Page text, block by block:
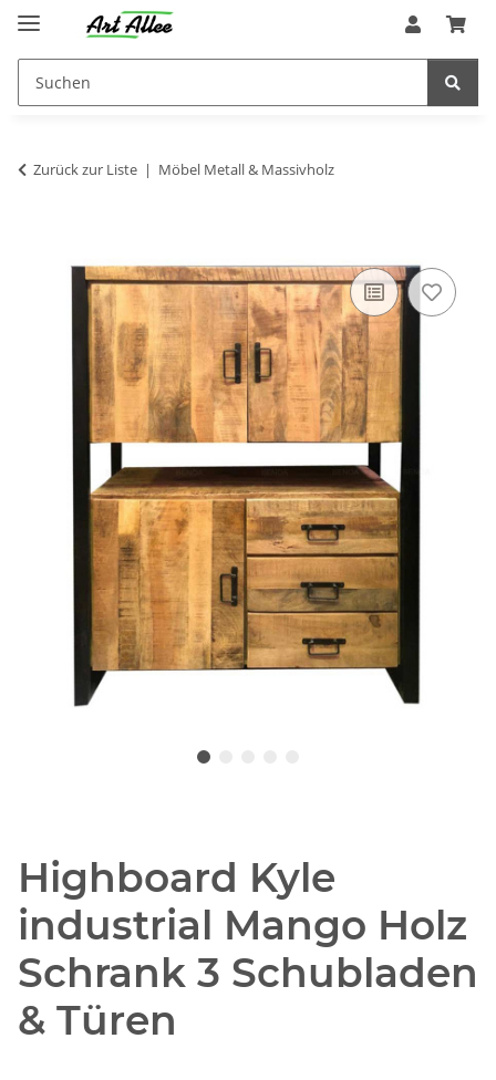
Zurück zur Liste Möbel Metall & Massivholz
Highboard Kyle
industrial Mango Holz
Schrank 3 Schubladen
& Türen